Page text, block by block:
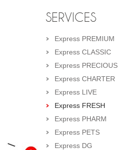
SERVICES
Express PREMIUM
Express CLASSIC
Express PRECIOUS
Express CHARTER
Express LIVE
Express FRESH
Express PHARM
Express PETS
Express DG